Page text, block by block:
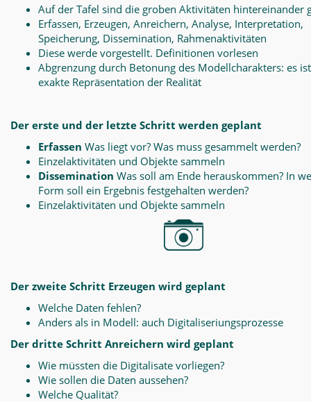
Auf der Tafel sind die groben Aktivitäten hintereinander
Erfassen, Erzeugen, Anreichern, Analyse, Interpretation,
Speicherung, Dissemination, Rahmenaktivitäten
Diese werde vorgestellt. Definitionen vorlesen
Abgrenzung durch Betonung des Modellcharakters: es
exakte Repräsentation der Realität
Der erste und der letzte Schritt werden geplant
Erfassen Was liegt vor? Was muss gesammelt werden?
Einzelaktivitäten und Objekte sammeln
Dissemination Was soll am Ende herauskommen? In
Form soll ein Ergebnis festgehalten werden?
Einzelaktivitäten und Objekte sammeln
Der zweite Schritt Erzeugen wird geplant
Welche Daten fehlen?
Anders als in Modell: auch Digitaliseriungsprozesse
Der dritte Schritt Anreichern wird geplant
Wie müssten die Digitalisate vorliegen?
Wie sollen die Daten aussehen?
Welche Qualität?